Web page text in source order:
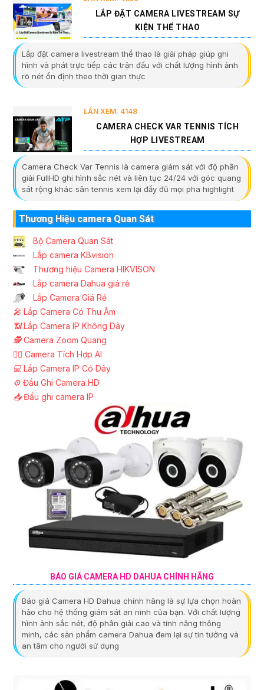
LẮP ĐẶT CAMERA LIVESTREAM SỰ
KIỆN THỂ THAO
Lắp đặt camera livestream thể thao là giải pháp giúp ghi
hình và phát trực tiếp các trận đấu với chất lượng hình ảnh
rõ nét ổn định theo thời gian thực
LẦN XEM: 4148
CAMERA CHECK VAR TENNIS TÍCH
HỢP LIVESTREAM
Camera Check Var Tennis là camera giám sát với độ phân
giải FullHD ghi hình sắc nét và liên tục 24/24 với góc quang
sát rộng khác sân tennis xem lại đầy đủ mọi pha highlight
Thương Hiệu camera Quan Sát
Bộ Camera Quan Sát
Lắp camera KBvision
Thương hiệu Camera HIKVISON
Lắp camera Dahua giá rẻ
Lắp Camera Giá Rẻ
️🎤️ Lắp Camera Có Thu Âm
📶Lắp Camera IP Không Dây
🕵️Camera Zoom Quang
🧛‍♀️ Camera Tích Hợp AI
💻 Lắp Camera IP Có Dây
⚙️ Đầu Ghi Camera HD
📥Đầu ghi camera IP
BÁO GIÁ CAMERA HD DAHUA CHÍNH HÃNG
Báo giá Camera HD Dahua chính hãng là sự lựa chọn hoàn
hảo cho hệ thống giám sát an ninh của bạn. Với chất lượng
hình ảnh sắc nét, độ phân giải cao và tính năng thông
minh, các sản phẩm camera Dahua đem lại sự tin tưởng và
an tâm cho người sử dụng